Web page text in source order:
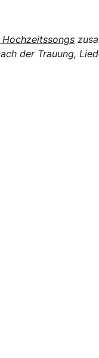
der Trauung,